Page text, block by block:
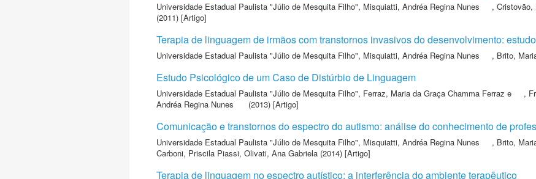
Universidade Estadual Paulista "Júlio de Mesquita Filho", Misquiatti, Andréa Regina Nunes , Cristovão,
(2011) [Artigo]
Terapia de linguagem de irmãos com transtornos invasivos do desenvolvimento:
Universidade Estadual Paulista "Júlio de Mesquita Filho", Misquiatti, Andréa Regina Nunes , Brito,
Estudo Psicológico de um Caso de Distúrbio de Linguagem
Universidade Estadual Paulista "Júlio de Mesquita Filho", Ferraz, Maria da Graça Chamma Ferraz e ,
Andréa Regina Nunes
(2013) [Artigo]
Comunicação e transtornos do espectro do autismo: análise do conhecimento de
Universidade Estadual Paulista "Júlio de Mesquita Filho", Misquiatti, Andréa Regina Nunes , Brito,
Carboni, Priscila Piassi, Olivati, Ana Gabriela (2014) [Artigo]
Terapia de linguagem no espectro autístico: a interferência do ambiente terapêutico